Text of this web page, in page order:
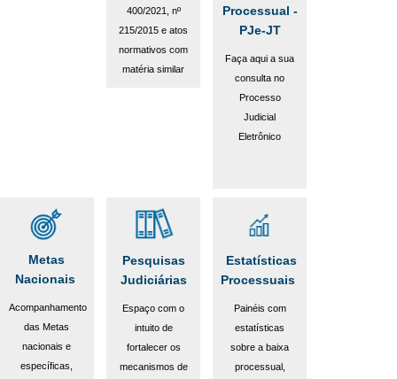
400/2021, nº
215/2015 e atos
normativos com
matéria similar
Processual -
PJe-JT
Faça aqui a sua
consulta no
Processo
Judicial
Eletrônico
Metas
Nacionais
Acompanhamento
das Metas
nacionais e
específicas,
Pesquisas
Judiciárias
Espaço com o
intuito de
fortalecer os
mecanismos de
Estatísticas
Processuais
Painéis com
estatísticas
sobre a baixa
processual,